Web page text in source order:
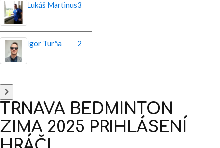
Lukáš Martinus3
Igor Turňa 2
TRNAVA BEDMINTON
ZIMA 2025 PRIHLÁSENÍ